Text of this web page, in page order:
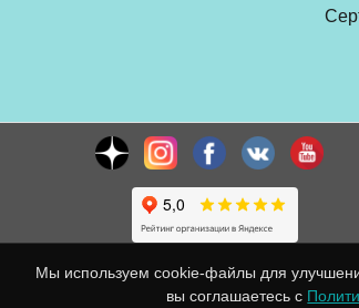
Мы используем cookie-файлы для
вы соглашаетесь с